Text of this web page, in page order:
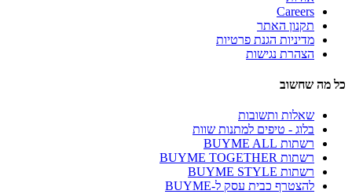
Careers
תקנון האתר
מדיניות הגנת פרטיות
הצהרת נגישות
כל מה שחשוב
שאלות ותשובות
בלוג - טיפים למתנות שוות
רשתות BUYME ALL
רשתות BUYME TOGETHER
רשתות BUYME STYLE
להצטרף כבית עסק ל-BUYME